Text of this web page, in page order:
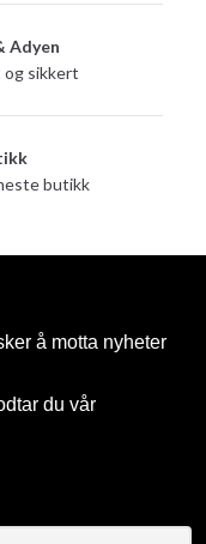
Adyen
sikkert
butikk
å motta nyheter
du vår